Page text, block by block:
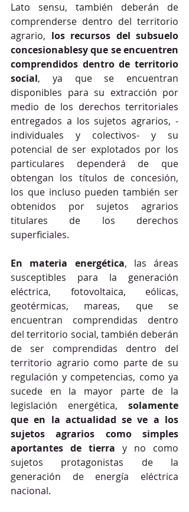
Lato sensu, también deberán de
comprenderse dentro del territorio
agrario, los recursos del subsuelo
concesionablesy que se encuentren
comprendidos dentro de territorio
social, ya que se encuentran
disponibles para su extracción por
medio de los derechos territoriales
entregados a los sujetos agrarios, -
individuales y colectivos- y su
potencial de ser explotados por los
particulares dependerá de que
obtengan los títulos de concesión,
los que incluso pueden también ser
obtenidos por sujetos agrarios
titulares de los derechos
superficiales.
En materia energética, las áreas
susceptibles para la generación
eléctrica, fotovoltaica, eólicas,
geotérmicas, mareas, que se
encuentran comprendidas dentro
del territorio social, también deberán
de ser comprendidas dentro del
territorio agrario como parte de su
regulación y competencias, como ya
sucede en la mayor parte de la
legislación energética, solamente
que en la actualidad se ve a los
sujetos agrarios como simples
aportantes de tierra y no como
sujetos protagonistas de la
generación de energía eléctrica
nacional.